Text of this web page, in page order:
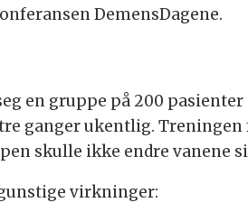
DemensDagene.
en gruppe på 200
ganger ukentlig.
skulle ikke endre vanene
virkninger: